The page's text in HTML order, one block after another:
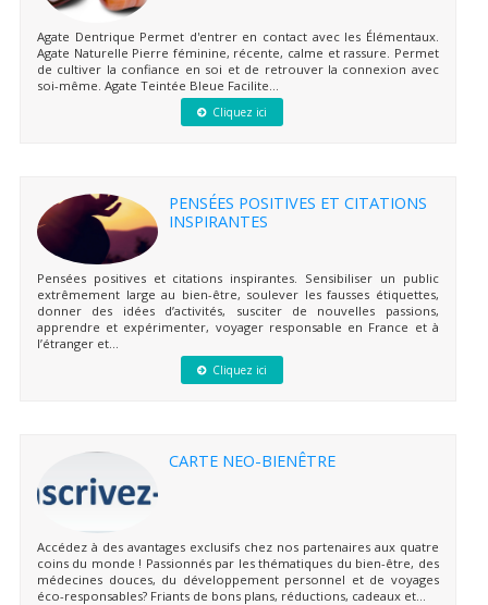
Agate Dentrique Permet d'entrer en contact avec les Élémentaux.
Agate Naturelle Pierre féminine, récente, calme et rassure. Permet
de cultiver la confiance en soi et de retrouver la connexion avec
soi-même. Agate Teintée Bleue Facilite...
Cliquez ici
PENSÉES POSITIVES ET CITATIONS
INSPIRANTES
Pensées positives et citations inspirantes. Sensibiliser un public
extrêmement large au bien-être, soulever les fausses étiquettes,
donner des idées d’activités, susciter de nouvelles passions,
apprendre et expérimenter, voyager responsable en France et à
l’étranger et...
Cliquez ici
CARTE NEO-BIENÊTRE
Accédez à des avantages exclusifs chez nos partenaires aux quatre
coins du monde ! Passionnés par les thématiques du bien-être, des
médecines douces, du développement personnel et de voyages
éco-responsables? Friants de bons plans, réductions, cadeaux et...